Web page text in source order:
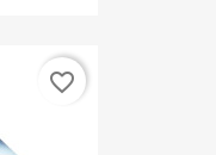
favorite_border